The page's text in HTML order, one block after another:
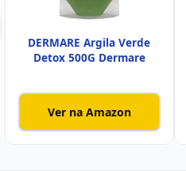
DERMARE Argila Verde
Detox 500G Dermare
Ver na Amazon